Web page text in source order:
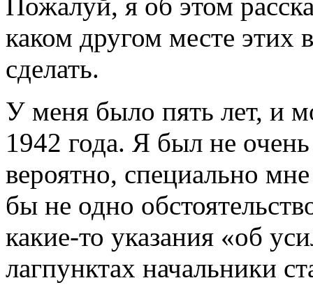
каком другом месте этих
сделать.
У меня было пять лет, и
1942 года. Я был не
вероятно, специально
бы не одно
какие-то указания «об
лагпунктах начальники